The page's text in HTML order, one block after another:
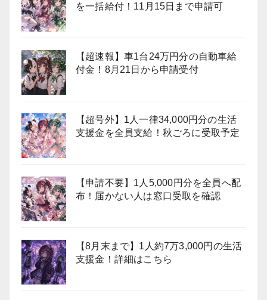
を一括給付！11月15日まで申請可
【超速報】車1台24万円分の自動車給
付金！8月21日から申請受付
【超号外】1人一律34,000円分の生活
支援金を全員支給！秋ごろに受取予定
【申請不要】1人5,000円分を全員へ配
布！届かない人は窓口受取を確認
【8月末まで】1人約7万3,000円の生活
支援金！詳細はこちら